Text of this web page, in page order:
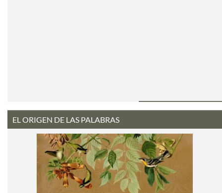
EL ORIGEN DE LAS PALABRAS